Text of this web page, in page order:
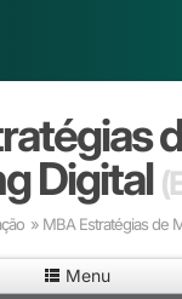
Já sou Aluno
Matricule-se
Digital
» MBA Estratégias de
Menu